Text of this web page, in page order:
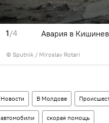
1/4
© Sputnik / Miroslav Rotari
Авария в
Новости В Молдове
автомобили скорая помощь